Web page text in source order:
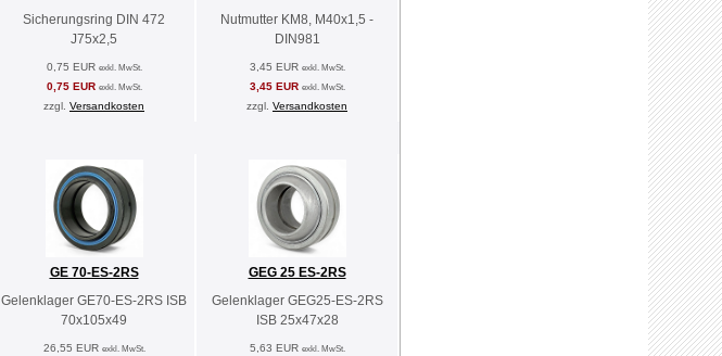
Sicherungsring DIN 472
J75x2,5
0,75 EUR exkl. MwSt.
0,75 EUR exkl. MwSt.
zzgl. Versandkosten
Nutmutter KM8, M40x1,5 -
DIN981
3,45 EUR exkl. MwSt.
3,45 EUR exkl. MwSt.
zzgl. Versandkosten
GE 70-ES-2RS
Gelenklager GE70-ES-2RS ISB
70x105x49
26,55 EUR exkl. MwSt.
GEG 25 ES-2RS
Gelenklager GEG25-ES-2RS
ISB 25x47x28
5,63 EUR exkl. MwSt.